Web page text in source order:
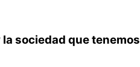
sociedad que tenemos